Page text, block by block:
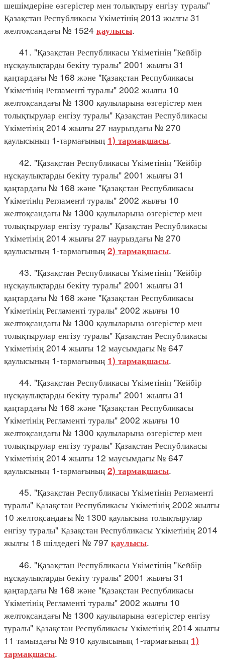
шешімдеріне өзгерістер мен толықтыру енгізу туралы"
Қазақстан Республикасы Үкіметінің 2013 жылғы 31
желтоқсандағы № 1524 қаулысы.
41. "Қазақстан Республикасы Үкіметінің "Кейбір
нұсқаулықтарды бекіту туралы" 2001 жылғы 31
қаңтардағы № 168 және "Қазақстан Республикасы
Yкіметінiң Регламентi туралы" 2002 жылғы 10
желтоқсандағы № 1300 қаулыларына өзгерістер мен
толықтырулар енгізу туралы" Қазақстан Республикасы
Үкіметінің 2014 жылғы 27 наурыздағы № 270
қаулысының 1-тармағының 1) тармақшасы.
42. "Қазақстан Республикасы Үкіметінің "Кейбір
нұсқаулықтарды бекіту туралы" 2001 жылғы 31
қаңтардағы № 168 және "Қазақстан Республикасы
Yкіметінiң Регламентi туралы" 2002 жылғы 10
желтоқсандағы № 1300 қаулыларына өзгерістер мен
толықтырулар енгізу туралы" Қазақстан Республикасы
Үкіметінің 2014 жылғы 27 наурыздағы № 270
қаулысының 1-тармағының 2) тармақшасы.
43. "Қазақстан Республикасы Үкіметінің "Кейбір
нұсқаулықтарды бекіту туралы" 2001 жылғы 31
қаңтардағы № 168 және "Қазақстан Республикасы
Yкіметінің Регламенті туралы" 2002 жылғы 10
желтоқсандағы № 1300 қаулыларына өзгерістер мен
толықтырулар енгізу туралы" Қазақстан Республикасы
Үкіметінің 2014 жылғы 12 маусымдағы № 647
қаулысының 1-тармағының 1) тармақшасы.
44. "Қазақстан Республикасы Үкіметінің "Кейбір
нұсқаулықтарды бекіту туралы" 2001 жылғы 31
қаңтардағы № 168 және "Қазақстан Республикасы
Yкіметінің Регламенті туралы" 2002 жылғы 10
желтоқсандағы № 1300 қаулыларына өзгерістер мен
толықтырулар енгізу туралы" Қазақстан Республикасы
Үкіметінің 2014 жылғы 12 маусымдағы № 647
қаулысының 1-тармағының 2) тармақшасы.
45. "Қазақстан Республикасы Үкіметінің Регламенті
туралы" Қазақстан Республикасы Үкіметінің 2002 жылғы
10 желтоқсандағы № 1300 қаулысына толықтырулар
енгізу туралы" Қазақстан Республикасы Үкіметінің 2014
жылғы 18 шілдедегі № 797 қаулысы.
46. "Қазақстан Республикасы Үкіметінің "Кейбір
нұсқаулықтарды бекіту туралы" 2001 жылғы 31
қаңтардағы № 168 және "Қазақстан Республикасы
Үкіметінің Регламенті туралы" 2002 жылғы 10
желтоқсандағы № 1300 қаулыларына өзгерістер енгізу
туралы" Қазақстан Республикасы Үкіметінің 2014 жылғы
11 тамыздағы № 910 қаулысының 1-тармағының 1)
тармақшасы.